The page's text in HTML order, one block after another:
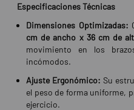
Especificaciones Técnicas
Dimensiones Optimizadas:
cm de ancho x 36 cm de
movimiento en los
incómodos.
Ajuste Ergonómico: Su
el peso de forma uniforme,
ejercicio.